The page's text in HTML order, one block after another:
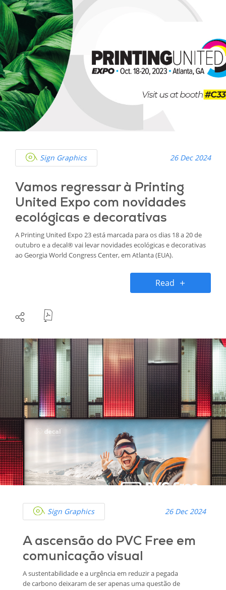
Sign Graphics 26 Dec 2024
Vamos regressar à Printing
United Expo com novidades
ecológicas e decorativas
A Printing United Expo 23 está marcada para os dias 18 a 20 de
outubro e a decal® vai levar novidades ecológicas e decorativas
ao Georgia World Congress Center, em Atlanta (EUA).
Read
Sign Graphics 26 Dec 2024
A ascensão do PVC Free em
comunicação visual
A sustentabilidade e a urgência em reduzir a pegada
de carbono deixaram de ser apenas uma questão de